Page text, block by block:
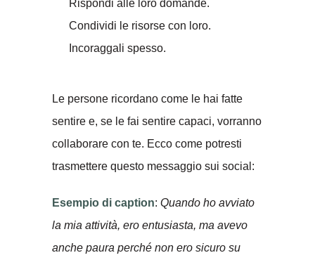
Rispondi alle loro domande.
Condividi le risorse con loro.
Incoraggali spesso.
Le persone ricordano come le hai fatte
sentire e, se le fai sentire capaci, vorranno
collaborare con te. Ecco come potresti
trasmettere questo messaggio sui social:
Esempio di caption: Quando ho avviato
la mia attività, ero entusiasta, ma avevo
anche paura perché non ero sicuro su